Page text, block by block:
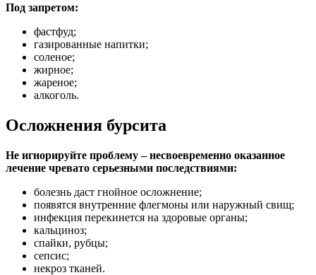
Под запретом:
фастфуд;
газированные напитки;
соленое;
жирное;
жареное;
алкоголь.
Осложнения бурсита
Не игнорируйте проблему – несвоевременно оказанное
лечение чревато серьезными последствиями:
болезнь даст гнойное осложнение;
появятся внутренние флегмоны или наружный свищ;
инфекция перекинется на здоровые органы;
кальциноз;
спайки, рубцы;
сепсис;
некроз тканей.